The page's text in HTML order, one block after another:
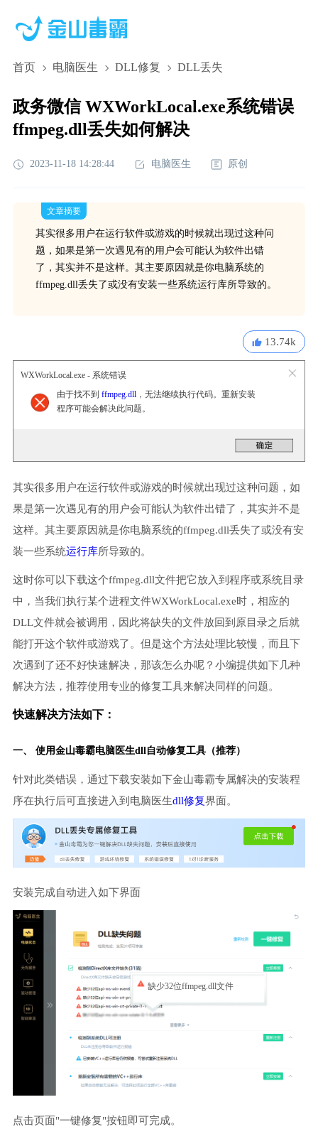
首页 电脑医生 DLL修复 DLL丢失
政务微信 WXWorkLocal.exe系统错误
ffmpeg.dll丢失如何解决
2023-11-18 14:28:44 电脑医生 原创
文章摘要
其实很多用户在运行软件或游戏的时候就出现过这种问
题，如果是第一次遇见有的用户会可能认为软件出错
了，其实并不是这样。其主要原因就是你电脑系统的
ffmpeg.dll丢失了或没有安装一些系统运行库所导致的。
13.74k
WXWorkLocal.exe - 系统错误
由于找不到 ffmpeg.dll，无法继续执行代码。重新安装
程序可能会解决此问题。
其实很多用户在运行软件或游戏的时候就出现过这种问题，如
果是第一次遇见有的用户会可能认为软件出错了，其实并不是
这样。其主要原因就是你电脑系统的ffmpeg.dll丢失了或没有安
装一些系统运行库所导致的。
这时你可以下载这个ffmpeg.dll文件把它放入到程序或系统目录
中，当我们执行某个进程文件WXWorkLocal.exe时，相应的
DLL文件就会被调用，因此将缺失的文件放回到原目录之后就
能打开这个软件或游戏了。但是这个方法处理比较慢，而且下
次遇到了还不好快速解决，那该怎么办呢？小编提供如下几种
解决方法，推荐使用专业的修复工具来解决同样的问题。
快速解决方法如下：
一、 使用金山毒霸电脑医生dll自动修复工具（推荐）
针对此类错误，通过下载安装如下金山毒霸专属解决的安装程
序在执行后可直接进入到电脑医生dll修复界面。
安装完成自动进入如下界面
缺少32位ffmpeg.dll文件
点击页面"一键修复"按钮即可完成。